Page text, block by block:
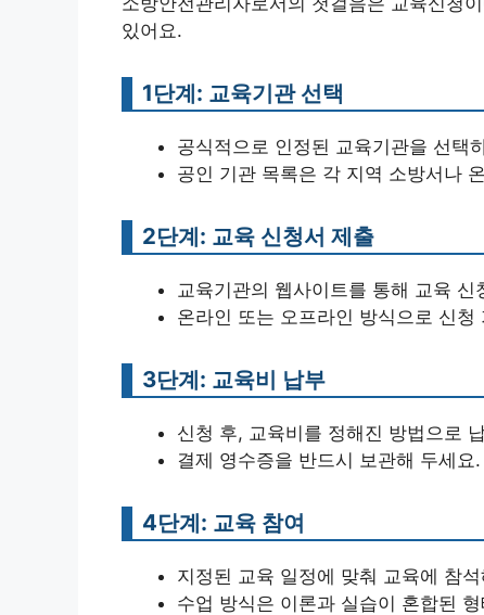
있어요.
1단계: 교육기관 선택
공식적으로 인정된 교육기관을 선택
공인 기관 목록은 각 지역 소방서나
2단계: 교육 신청서 제출
교육기관의 웹사이트를 통해 교육
온라인 또는 오프라인 방식으로 신청
3단계: 교육비 납부
신청 후, 교육비를 정해진 방법으로
결제 영수증을 반드시 보관해 두세요.
4단계: 교육 참여
지정된 교육 일정에 맞춰 교육에 참
수업 방식은 이론과 실습이 혼합된